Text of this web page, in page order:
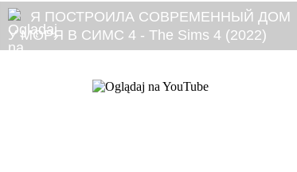
Я ПОСТРОИЛА СОВРЕМЕННЫЙ ДОМ
У МОРЯ В СИМС 4 - The Sims 4 (2022)